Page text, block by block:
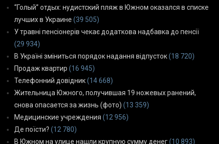
“Голый” отдых: нудистский пляж в Южном оказался в списке
лучших в Украине (39 505)
У травні пенсіонерів чекає додаткова надбавка до пенсії
(29 934)
В Україні зміниться порядок надання відпусток(18 720)
Продаж квартир (16 945)
Телефонний довідник(14 668)
Жительница Южного, получившая 19 ножевых ранений,
снова опасается за жизнь (фото) (13 359)
Медицинские учреждения (12 956)
Де поїсти? (12 780)
В Южном на улице нашли крупную сумму денег(10 893)